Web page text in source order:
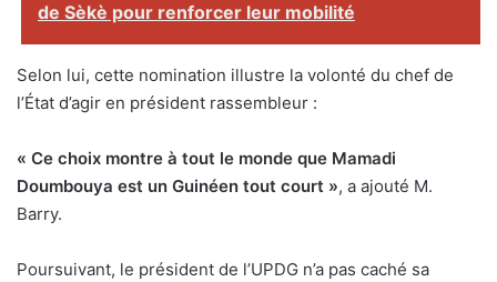
de Sèkè pour renforcer leur mobilité
Selon lui, cette nomination illustre la volonté du chef de
l’État d’agir en président rassembleur :
« Ce choix montre à tout le monde que Mamadi
Doumbouya est un Guinéen tout court », a ajouté M.
Barry.
Poursuivant, le président de l’UPDG n’a pas caché sa